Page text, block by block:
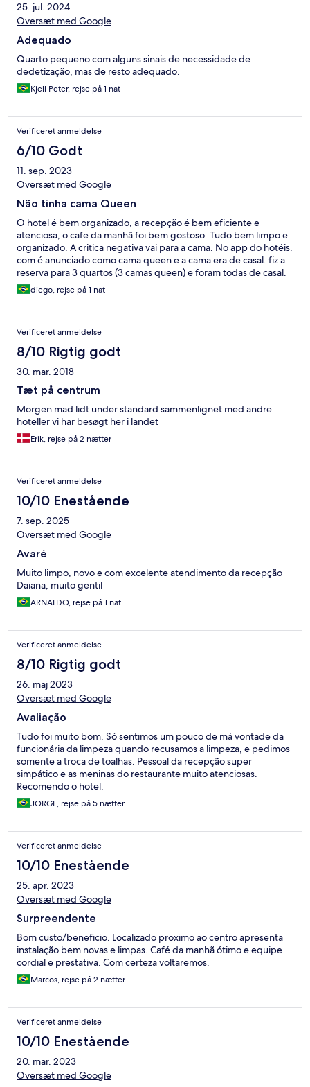
25. jul. 2024
Oversæt med Google
Adequado
Quarto pequeno com alguns sinais de necessidade de
dedetização, mas de resto adequado.
Kjell Peter, rejse på 1 nat
Verificeret anmeldelse
6/10 Godt
11. sep. 2023
Oversæt med Google
Não tinha cama Queen
O hotel é bem organizado, a recepção é bem eficiente e
atenciosa, o cafe da manhã foi bem gostoso. Tudo bem limpo e
organizado. A critica negativa vai para a cama. No app do hotéis.
com é anunciado como cama queen e a cama era de casal. fiz a
reserva para 3 quartos (3 camas queen) e foram todas de casal.
Uma das pessoas era obesa e iria dividir a cama com outra
pessoa. Por sorte conseguimos trocar o quarto deles por 2
cama com outro adulto NUMA CAMA DE CASAL. isso seria
extremamente desconfortável. Se só tem cama de casal, ok.
reformule o anúncio e tudo certo. Agora se tem cama queen e
nos deram camas de casal, vcs precisam se organizar melhor.
diego, rejse på 1 nat
Verificeret anmeldelse
8/10 Rigtig godt
30. mar. 2018
Tæt på centrum
Morgen mad lidt under standard sammenlignet med andre
hoteller vi har besøgt her i landet
Erik, rejse på 2 nætter
Verificeret anmeldelse
10/10 Enestående
7. sep. 2025
Oversæt med Google
Avaré
Muito limpo, novo e com excelente atendimento da recepção
Daiana, muito gentil
ARNALDO, rejse på 1 nat
Verificeret anmeldelse
8/10 Rigtig godt
26. maj 2023
Oversæt med Google
Avaliação
Tudo foi muito bom. Só sentimos um pouco de má vontade da
funcionária da limpeza quando recusamos a limpeza, e pedimos
somente a troca de toalhas. Pessoal da recepção super
simpático e as meninas do restaurante muito atenciosas.
Recomendo o hotel.
JORGE, rejse på 5 nætter
Verificeret anmeldelse
10/10 Enestående
25. apr. 2023
Oversæt med Google
Surpreendente
Bom custo/beneficio. Localizado proximo ao centro apresenta
instalação bem novas e limpas. Café da manhã ótimo e equipe
cordial e prestativa. Com certeza voltaremos.
Marcos, rejse på 2 nætter
Verificeret anmeldelse
10/10 Enestående
20. mar. 2023
Oversæt med Google